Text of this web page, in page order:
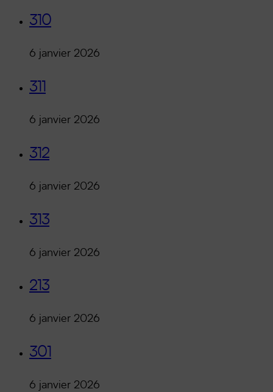
310
6 janvier 2026
311
6 janvier 2026
312
6 janvier 2026
313
6 janvier 2026
213
6 janvier 2026
301
6 janvier 2026